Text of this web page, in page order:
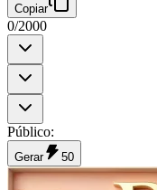
Copiar
0/2000
Público:
Gerar 50